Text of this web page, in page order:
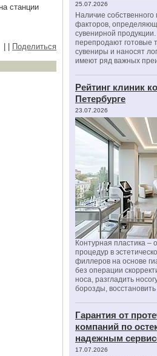
станции
Поделиться
25.07.2026
Наличие
факторов,
сувенирной
перепродают готовые
сувениры и наносят
имеют ряд важных
Рейтинг клиник
Петербурге
23.07.2026
Контурная пластика –
процедур в
филлеров на основе
без операции
носа, разгладить
борозды,
Гарантия от
компаний по
надежным
17.07.2026